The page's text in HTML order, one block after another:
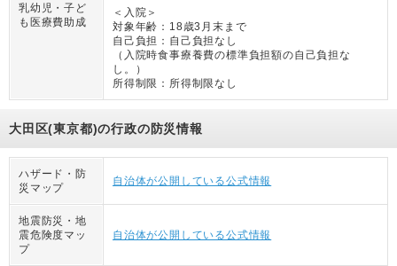
乳幼児・子ど
も医療費助成
＜入院＞
対象年齢： 18歳3月末まで
自己負担： 自己負担なし
（ 入院時食事療養費の標準負担額の自己負担な
し。
）
所得制限： 所得制限なし
大田区(東京都)の行政の防災情報
ハザード・防
災マップ
自治体が公開している公式情報
地震防災・地
震危険度マッ
プ
自治体が公開している公式情報